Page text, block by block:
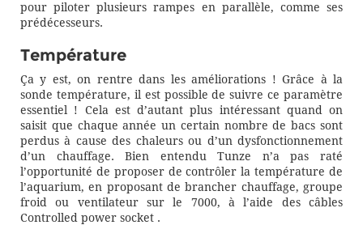
pour piloter plusieurs rampes en parallèle, comme ses
prédécesseurs.
Température
Ça y est, on rentre dans les améliorations ! Grâce à la
sonde température, il est possible de suivre ce paramètre
essentiel ! Cela est d’autant plus intéressant quand on
saisit que chaque année un certain nombre de bacs sont
perdus à cause des chaleurs ou d’un dysfonctionnement
d’un chauffage. Bien entendu Tunze n’a pas raté
l’opportunité de proposer de contrôler la température de
l’aquarium, en proposant de brancher chauffage, groupe
froid ou ventilateur sur le 7000, à l’aide des câbles
Controlled power socket .